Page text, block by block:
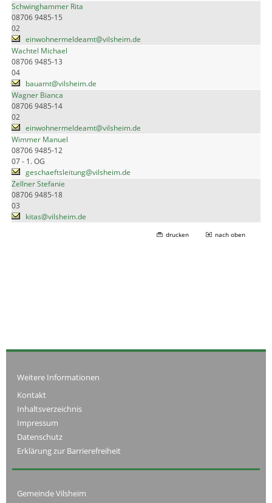
Schwinghammer Rita
08706 9485-15
02
einwohnermeldeamt@vilsheim.de
Wachtel Michael
08706 9485-13
04
bauamt@vilsheim.de
Wagner Bianca
08706 9485-14
02
einwohnermeldeamt@vilsheim.de
Wimmer Manuel
08706 9485-12
07 - 1. OG
geschaeftsleitung@vilsheim.de
Zellner Stefanie
08706 9485-18
03
kitas@vilsheim.de
drucken nach oben
Weitere Informationen
Kontakt
Inhaltsverzeichnis
Impressum
Datenschutz
Erklärung zur Barrierefreiheit
Gemeinde Vilsheim